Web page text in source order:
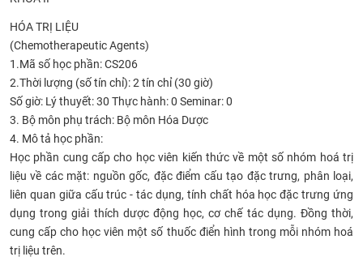
ĐẢM BẢO CHẤT LƯỢNG
KHOA HỌC CÔNG NGHỆ
HTQT
CỰU NGƯỜI HỌC
HÓA TRỊ LIỆU
(Chemotherapeutic Agents)
1.Mã số học phần: CS206
2.Thời lượng (số tín chỉ): 2 tín chỉ (30 giờ)
Số giờ: Lý thuyết: 30 Thực hành:0 Seminar: 0
3. Bộ môn phụ trách: Bộ môn Hóa Dược
4. Mô tả học phần:
Học phần cung cấp cho học viên kiến thức về một số nhóm hoá trị
liệu về các mặt: nguồn gốc, đặc điểm cấu tạo đặc trưng, phân loại,
liên quan giữa cấu trúc - tác dụng, tính chất hóa học đặc trưng ứng
dụng trong giải thích dược động học, cơ chế tác dụng. Đồng thời,
cung cấp cho học viên một số thuốc điển hình trong mỗi nhóm hoá
trị liệu trên.